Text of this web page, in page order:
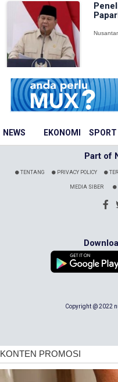
NEWS EKONOMI
Part of
TENTANG PRIVACY POLICY
MEDIA SIBER
Copyright @ 2022